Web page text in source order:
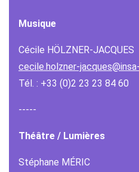
Musique
Cécile HÖLZNER-JACQUES
cecile.holzner-
Tél. : +33 (0)2 23 23 84 60
-----
Théâtre / Lumières
Stéphane MÉRIC